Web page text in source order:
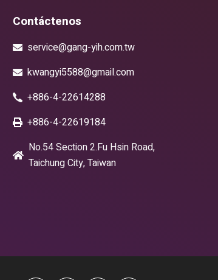
Contáctenos
service@gang-yih.com.tw
kwangyi5588@gmail.com
+886-4-22614288
+886-4-22619184
No.54 Section 2.Fu Hsin Road,
Taichung City, Taiwan